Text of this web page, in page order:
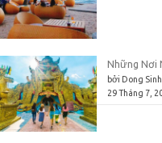
Những Nơi
bởi Dong Sinh
29 Tháng 7,